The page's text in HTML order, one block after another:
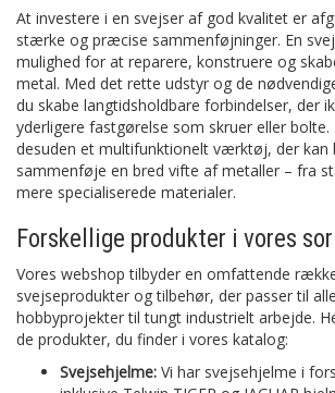
At investere i en svejser af god kvalitet er
stærke og præcise sammenføjninger. En
mulighed for at reparere, konstruere og
metal. Med det rette udstyr og de
du skabe langtidsholdbare forbindelser, der
yderligere fastgørelse som skruer eller bolte.
desuden et multifunktionelt værktøj, der kan
sammenføje en bred vifte af metaller – fra
mere specialiserede materialer.
Forskellige produkter i vores
Vores webshop tilbyder en omfattende
svejseprodukter og tilbehør, der passer til
hobbyprojekter til tungt industrielt arbejde.
de produkter, du finder i vores katalog:
Svejsehjelme: Vi har svejsehjelme i